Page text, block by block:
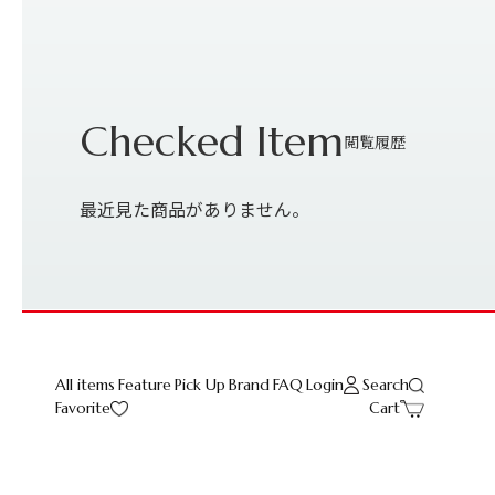
最近見た商品がありません。
All items FeaturePick Up BrandFAQ Login
Search
Favorite
Cart